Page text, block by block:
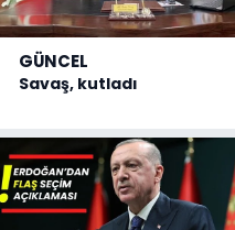
GÜNCEL
Savaş, kutladı